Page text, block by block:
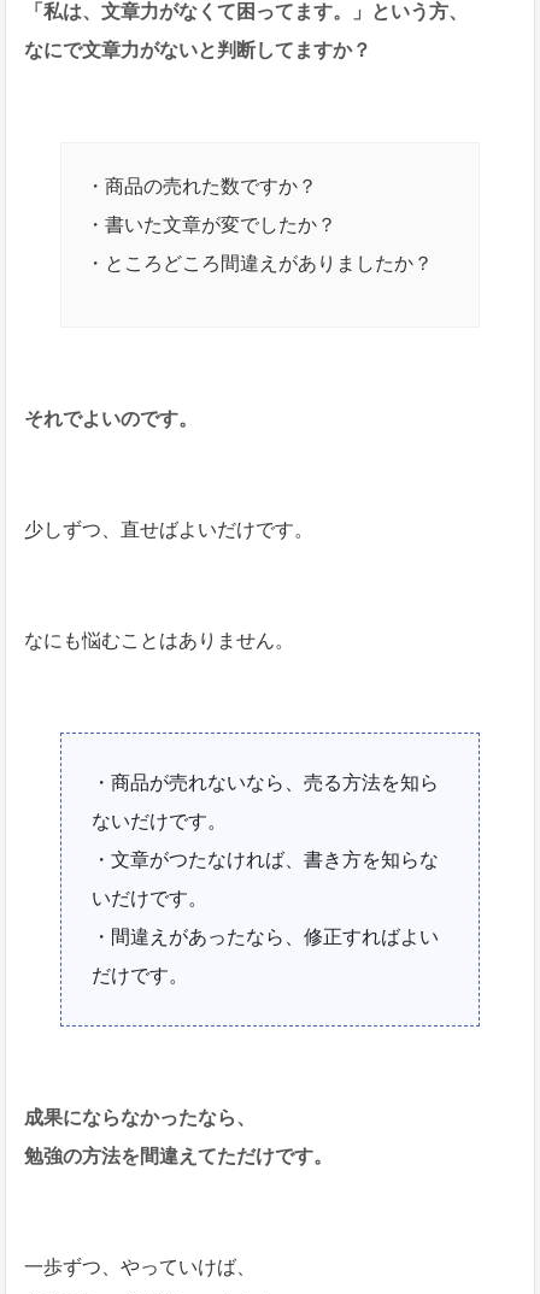
「私は、文章力がなくて困ってます。」という方、
なにで文章力がないと判断してますか？
・商品の売れた数ですか？
・書いた文章が変でしたか？
・ところどころ間違えがありましたか？
それでよいのです。
少しずつ、直せばよいだけです。
なにも悩むことはありません。
・商品が売れないなら、売る方法を知ら
ないだけです。
・文章がつたなければ、書き方を知らな
いだけです。
・間違えがあったなら、修正すればよい
だけです。
成果にならなかったなら、
勉強の方法を間違えてただけです。
一歩ずつ、やっていけば、